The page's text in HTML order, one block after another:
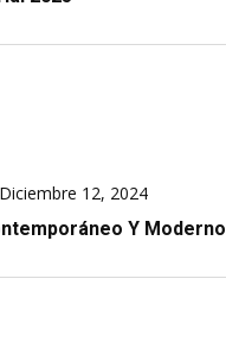
Diciembre 12, 2024
Y Moderno